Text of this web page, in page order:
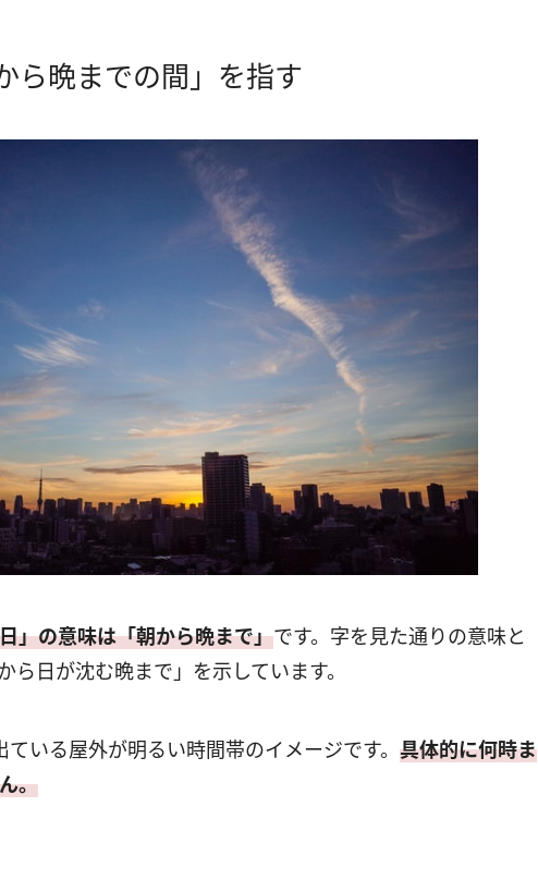
ら晩までの間」を指す
」の意味は「朝から晩まで」です。字を見た通りの意味と
ら日が沈む晩まで」を示しています。
いる屋外が明るい時間帯のイメージです。 具体的に何時ま
。